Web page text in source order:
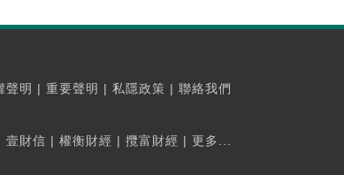
聲明 | 重要聲明 | 私隱政策 | 聯絡我們
壹財信 | 權衡財經 | 攬富財經 | 更多...